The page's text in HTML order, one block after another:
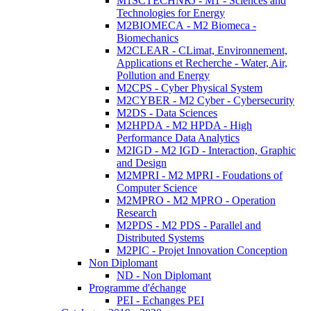
Technologies for Energy
M2BIOMECA - M2 Biomeca -
Biomechanics
M2CLEAR - CLimat, Environnement,
Applications et Recherche - Water, Air,
Pollution and Energy
M2CPS - Cyber Physical System
M2CYBER - M2 Cyber - Cybersecurity
M2DS - Data Sciences
M2HPDA - M2 HPDA - High
Performance Data Analytics
M2IGD - M2 IGD - Interaction, Graphic
and Design
M2MPRI - M2 MPRI - Foudations of
Computer Science
M2MPRO - M2 MPRO - Operation
Research
M2PDS - M2 PDS - Parallel and
Distributed Systems
M2PIC - Projet Innovation Conception
Non Diplomant
ND - Non Diplomant
Programme d'échange
PEI - Echanges PEI